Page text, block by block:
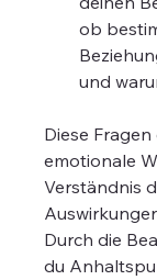
ob
und
Diese
emotionale
Verständnis
Durch die
du